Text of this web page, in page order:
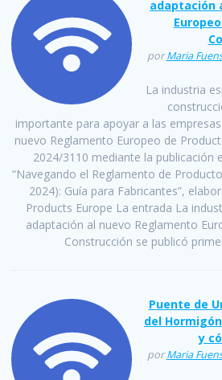
adaptación
porMaria
La industria
importante para apoyar a las
nuevo Reglamento Europeo de
2024/3110 mediante la publicación
“Navegando el Reglamento de
2024): Guía para Fabricantes”,
Products Europe La entrada La
adaptación al nuevo Reglamento
Construcción se publicó
Puente de
del
y
porMaria